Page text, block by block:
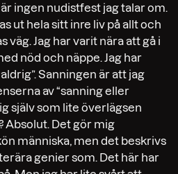
ingen nudistfest jag talar om.
ut hela sitt inre liv på allt och
väg. Jag har varit nära att gå i
nöd och näppe. Jag har
Sanningen är att jag
av “sanning eller
själv som lite överlägsen
Absolut. Det gör mig
människa, men det beskrivs
genier som. Det här har